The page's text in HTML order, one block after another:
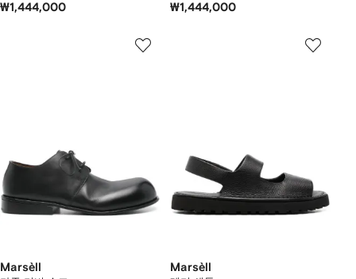
₩1,444,000 ₩1,444,000
Marsèll Marsèll